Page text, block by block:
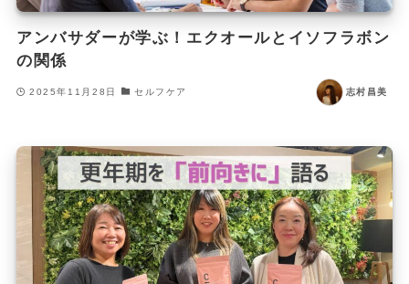
アンバサダーが学ぶ！エクオールとイソフラボン
の関係
2025年11月28日 セルフケア 志村昌美